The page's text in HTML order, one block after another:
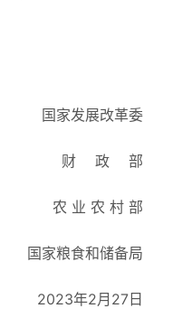
国家发展改革委
财 政 部
农 业 农 村 部
国家粮食和储备局
2023年2月27日